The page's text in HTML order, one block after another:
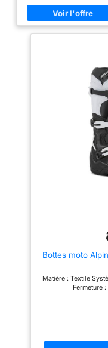
casques de vélo, des
protections - tout pour
sécurité 0 0 0 0
Bottes moto
Matière : Textile
Fermeture